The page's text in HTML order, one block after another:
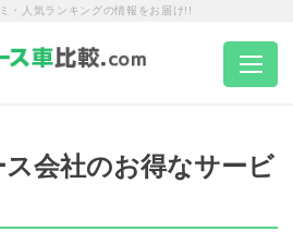
・人気ランキングの情報をお届け!!
ス会社のお得なサービ